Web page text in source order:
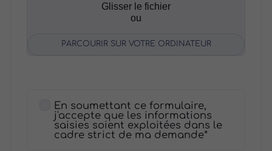
Glisser le fichier
ou
PARCOURIR SUR VOTRE ORDINATEUR
En soumettant ce formulaire,
j'accepte que les informations
saisies soient exploitées dans le
cadre strict de ma demande*